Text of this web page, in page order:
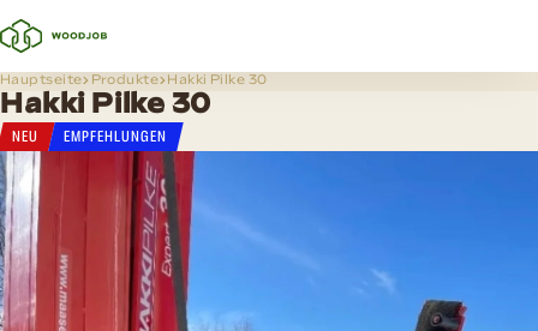
Hauptseite Produkte Hakki Pilke 30
Hakki Pilke 30
NEU EMPFEHLUNGEN